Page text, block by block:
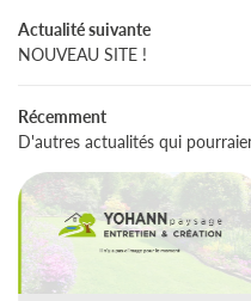
Actualités
Contact
Actualité suivante
NOUVEAU SITE !
Récemment
D'autres actualités qui